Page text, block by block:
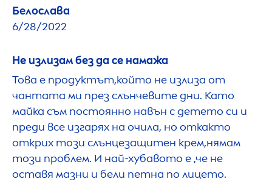
Белослава
6/28/2022
Не излизам без да се намажа
Това е продуктът,който не излиза от
чантата ми през слънчевите дни. Като
майка съм постоянно навън с детето си и
преди все изгарях на очила, но откакто
открих този слънцезащитен крем,нямам
този проблем. И най-хубавото е ,че не
оставя мазни и бели петна по лицето.